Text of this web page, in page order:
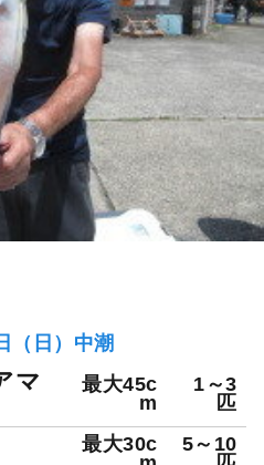
（日）中潮
マ
最大45c
m
1～3
匹
最大30c
5～10